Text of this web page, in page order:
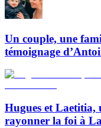
Un couple, une
témoignage
Hugues et Laetitia,
rayonner la foi à